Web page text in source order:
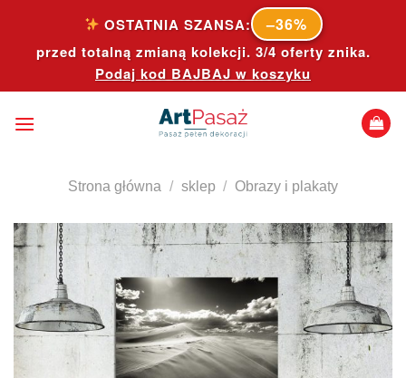
content
OSTATNIA SZANSA: –36%
przed totalną zmianą kolekcji. 3/4 oferty znika.
Podaj kod BAJBAJ w koszyku
Strona główna / sklep / Obrazy i plakaty